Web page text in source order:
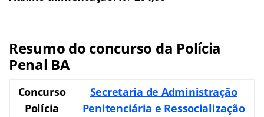
Resumo do concurso da Polícia
Penal BA
Concurso
Polícia
Secretaria de Administração
Penitenciária e Ressocialização